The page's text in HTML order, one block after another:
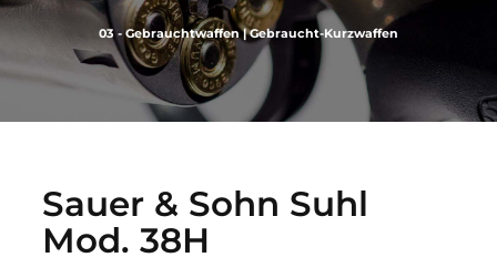
03 - Gebrauchtwaffen|Gebraucht-Kurzwaffen
Sauer & Sohn Suhl
Mod. 38H